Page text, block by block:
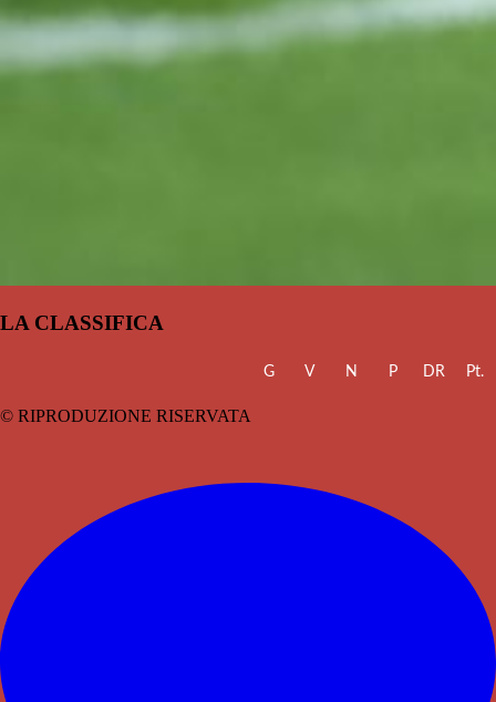
LA CLASSIFICA
G V N P DR Pt.
© RIPRODUZIONE RISERVATA